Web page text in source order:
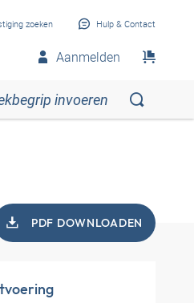
zoeken Hulp & Contact
Aanmelden
PDF DOWNLOADEN